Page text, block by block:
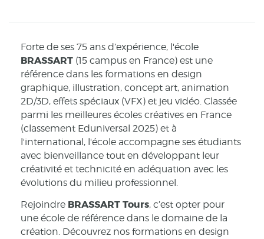
Forte de ses 75 ans d’expérience, l'école
BRASSART (15 campus en France) est une
référence dans les formations en design
graphique, illustration, concept art, animation
2D/3D, effets spéciaux (VFX) et jeu vidéo. Classée
parmi les meilleures écoles créatives en France
(classement Eduniversal 2025) et à
l'international, l'école accompagne ses étudiants
avec bienveillance tout en développant leur
créativité et technicité en adéquation avec les
évolutions du milieu professionnel.
Rejoindre BRASSART Tours, c’est opter pour
une école de référence dans le domaine de la
création. Découvrez nos formations en design